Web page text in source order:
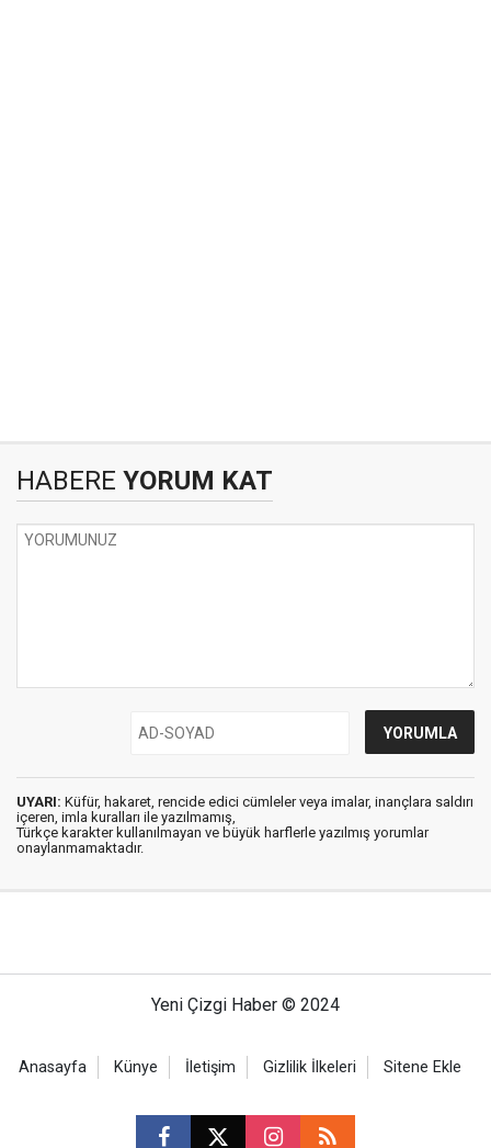
HABERE YORUM KAT
UYARI: Küfür, hakaret, rencide edici cümleler veya imalar, inançlara saldırı
içeren, imla kuralları ile yazılmamış,
Türkçe karakter kullanılmayan ve büyük harflerle yazılmış yorumlar
onaylanmamaktadır.
Yeni Çizgi Haber © 2024
Anasayfa Künye İletişim Gizlilik İlkeleri Sitene Ekle